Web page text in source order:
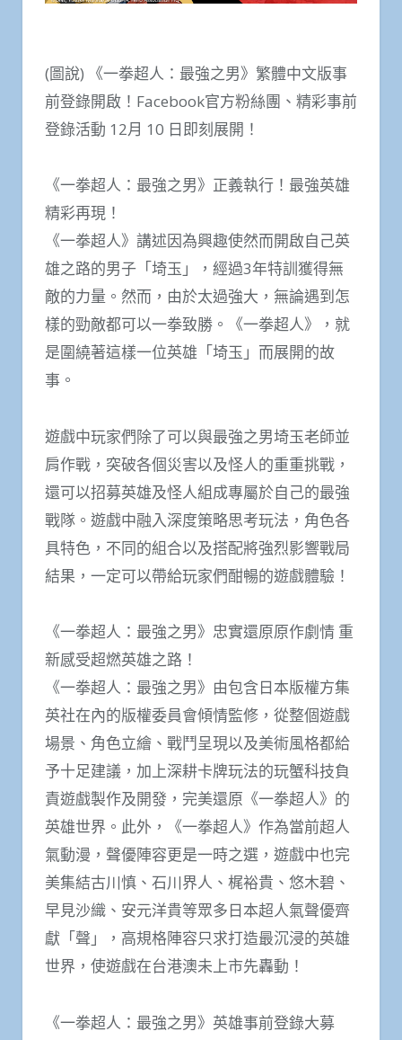
(圖說) 《一拳超人：最強之男》繁體中文版事
前登錄開啟！Facebook官方粉絲團、精彩事前
登錄活動 12月 10 日即刻展開！
《一拳超人：最強之男》正義執行！最強英雄
精彩再現！
《一拳超人》講述因為興趣使然而開啟自己英
雄之路的男子「埼玉」，經過3年特訓獲得無
敵的力量。然而，由於太過強大，無論遇到怎
樣的勁敵都可以一拳致勝。《一拳超人》，就
是圍繞著這樣一位英雄「埼玉」而展開的故
事。
遊戲中玩家們除了可以與最強之男埼玉老師並
肩作戰，突破各個災害以及怪人的重重挑戰，
還可以招募英雄及怪人組成專屬於自己的最強
戰隊。遊戲中融入深度策略思考玩法，角色各
具特色，不同的組合以及搭配將強烈影響戰局
結果，一定可以帶給玩家們酣暢的遊戲體驗！
《一拳超人：最強之男》忠實還原原作劇情 重
新感受超燃英雄之路！
《一拳超人：最強之男》由包含日本版權方集
英社在內的版權委員會傾情監修，從整個遊戲
場景、角色立繪、戰鬥呈現以及美術風格都給
予十足建議，加上深耕卡牌玩法的玩蟹科技負
責遊戲製作及開發，完美還原《一拳超人》的
英雄世界。此外，《一拳超人》作為當前超人
氣動漫，聲優陣容更是一時之選，遊戲中也完
美集結古川慎、石川界人、梶裕貴、悠木碧、
早見沙織、安元洋貴等眾多日本超人氣聲優齊
獻「聲」，高規格陣容只求打造最沉浸的英雄
世界，使遊戲在台港澳未上市先轟動！
《一拳超人：最強之男》英雄事前登錄大募